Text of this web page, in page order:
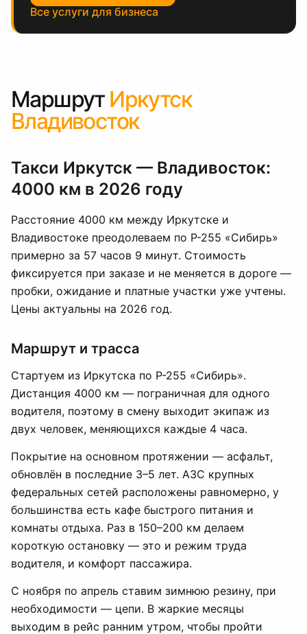
Все услуги для бизнеса
Маршрут Иркутск
Владивосток
Такси Иркутск — Владивосток:
4000 км в 2026 году
Расстояние 4000 км между Иркутске и
Владивостоке преодолеваем по Р-255 «Сибирь»
примерно за 57 часов 9 минут. Стоимость
фиксируется при заказе и не меняется в дороге —
пробки, ожидание и платные участки уже учтены.
Цены актуальны на 2026 год.
Маршрут и трасса
Стартуем из Иркутска по Р-255 «Сибирь».
Дистанция 4000 км — пограничная для одного
водителя, поэтому в смену выходит экипаж из
двух человек, меняющихся каждые 4 часа.
Покрытие на основном протяжении — асфальт,
обновлён в последние 3–5 лет. АЗС крупных
федеральных сетей расположены равномерно, у
большинства есть кафе быстрого питания и
комнаты отдыха. Раз в 150–200 км делаем
короткую остановку — это и режим труда
водителя, и комфорт пассажира.
С ноября по апрель ставим зимнюю резину, при
необходимости — цепи. В жаркие месяцы
выходим в рейс ранним утром, чтобы пройти